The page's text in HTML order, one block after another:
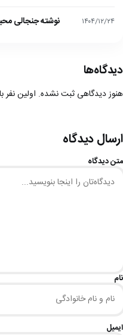
۱۴۰۴/۱۲/۲۴ نوشته جنجالی
دیدگاه‌ها
هنوز دیدگاهی ثبت نشده. اولین نفر
ارسال دیدگاه
متن دیدگاه
نام
ایمیل